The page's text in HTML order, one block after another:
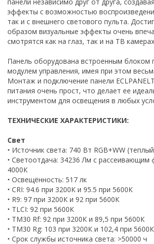
эффекты с возможностью
так и с внешнего светового пульта.
образом визуальные эффекты очень
смотрятся как на глаз, так и на ТВ
Панель оборудована встроенным блоком
модулем управления, имея при этом
Монтаж и подключение панели
питания очень прост, что делает ее
инструментом для освещения в любых
ТЕХНИЧЕСКИЕ ХАРАКТЕРИСТИКИ:
Свет
• Источник света: 740 Вт RGB+WW
• Светоотдача: 34236 Лм c рассеивающим
4000К
• Освещённость: 517 лк
• CRI: 94.6 при 3200К и 95.5 при 5600К
• R9: 97 при 3200К и 92 при 5600К
• TLCI: 92 при 5600К
• TM30 Rf: 92 при 3200К и 89,5 при 5600К
• TM30 Rg: 103 при 3200К и 102,4 при 5600К
• Срок службы источника света: >50000 ч